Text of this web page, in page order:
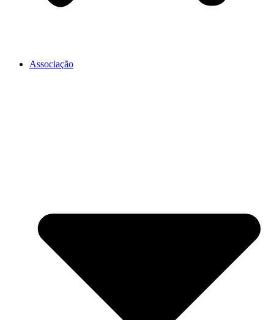
Associação